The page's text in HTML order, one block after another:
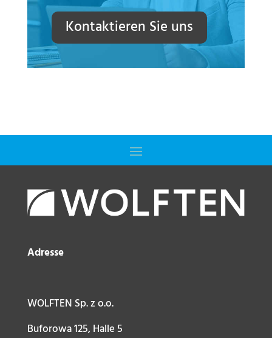
Kontaktieren Sie uns
Adresse
WOLFTEN Sp. z o.o.
Buforowa 125, Halle 5